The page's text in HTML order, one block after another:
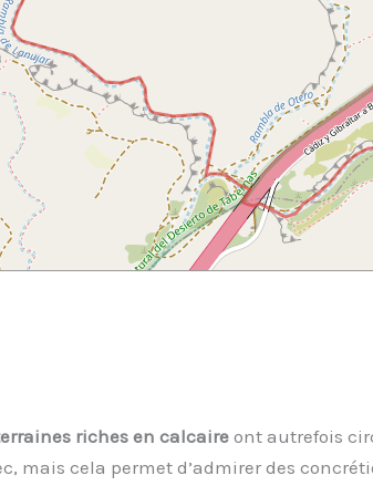
riches en calcaire ont autrefois
mais cela permet d’admirer des